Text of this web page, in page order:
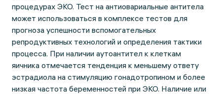
процедурах ЭКО. Тест на антиовариальные антитела
может использоваться в комплексе тестов для
прогноза успешности вспомогательных
репродуктивных технологий и определения тактики
процесса. При наличии аутоантител к клеткам
яичника отмечается тенденция к меньшему ответу
эстрадиола на стимуляцию гонадотропином и более
низкая частота беременностей при ЭКО. Наличие или